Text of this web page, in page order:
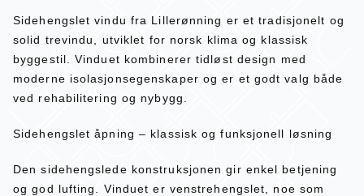
Sidehengslet vindu fra Lillerønning er et tradisjonelt og
solid trevindu, utviklet for norsk klima og klassisk
byggestil. Vinduet kombinerer tidløst design med
moderne isolasjonsegenskaper og er et godt valg både
ved rehabilitering og nybygg.
Sidehengslet åpning – klassisk og funksjonell løsning
Den sidehengslede konstruksjonen gir enkel betjening
og god lufting. Vinduet er venstrehengslet, noe som